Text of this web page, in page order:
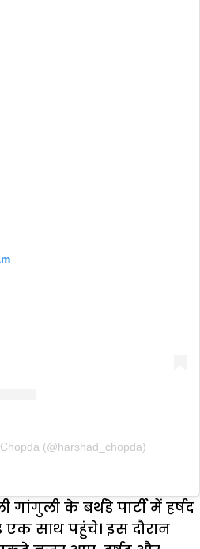
(@harshad_chopda)
के बर्थडे पार्टी में हर्षद
एक साथ पहुंचे। इस दौरान